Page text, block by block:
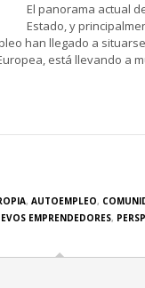
El panorama actual
Estado, y
han llegado a
está llevando a
, AUTOEMPLEO,
EMPRENDEDORES,